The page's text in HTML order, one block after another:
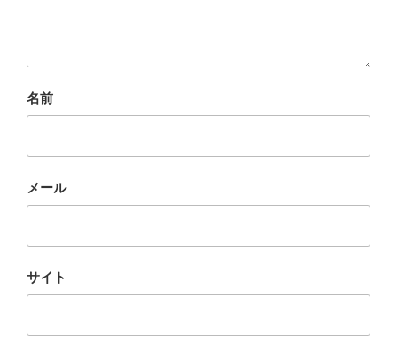
名前
メール
サイト